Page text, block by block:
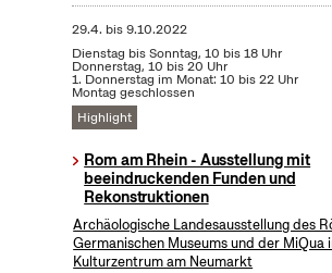
29.4. bis9.10.2022
Dienstag bis Sonntag, 10 bis 18 Uhr
Donnerstag, 10 bis 20 Uhr
1. Donnerstag im Monat: 10 bis 22 Uhr
Montag geschlossen
Highlight
Rom am Rhein - Ausstellung mit
beeindruckenden Funden und
Rekonstruktionen
Archäologische Landesausstellung des
Germanischen Museums und der MiQua
Kulturzentrum am Neumarkt